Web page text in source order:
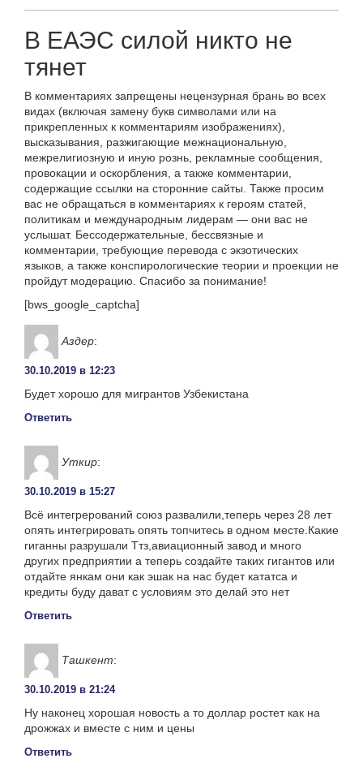
В ЕАЭС силой никто не
тянет
В комментариях запрещены нецензурная брань во всех
видах (включая замену букв символами или на
прикрепленных к комментариям изображениях),
высказывания, разжигающие межнациональную,
межрелигиозную и иную рознь, рекламные сообщения,
провокации и оскорбления, а также комментарии,
содержащие ссылки на сторонние сайты. Также просим
вас не обращаться в комментариях к героям статей,
политикам и международным лидерам — они вас не
услышат. Бессодержательные, бессвязные и
комментарии, требующие перевода с экзотических
языков, а также конспирологические теории и проекции не
пройдут модерацию. Спасибо за понимание!
[bws_google_captcha]
Аздер:
30.10.2019 в 12:23
Будет хорошо для мигрантов Узбекистана
Ответить
Уткир:
30.10.2019 в 15:27
Всё интегрерований союз развалили,теперь через 28 лет
опять интегрировать опять топчитесь в одном месте.Какие
гиганны разрушали Ттз,авиационный завод и много
других предприятии а теперь создайте таких гигантов или
отдайте янкам они как эшак на нас будет кататса и
кредиты буду дават с условиям это делай это нет
Ответить
Ташкент:
30.10.2019 в 21:24
Ну наконец хорошая новость а то доллар ростет как на
дрожжах и вместе с ним и цены
Ответить